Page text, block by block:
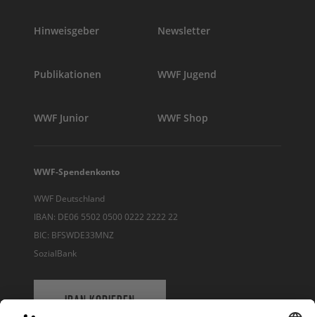
Hinweisgeber Newsletter
Publikationen WWF Jugend
WWF Junior WWF Shop
WWF-Spendenkonto
WWF Deutschland
IBAN: DE06 5502 0500 0222 2222 22
BIC: BFSWDE33MNZ
SozialBank
IBAN KOPIEREN